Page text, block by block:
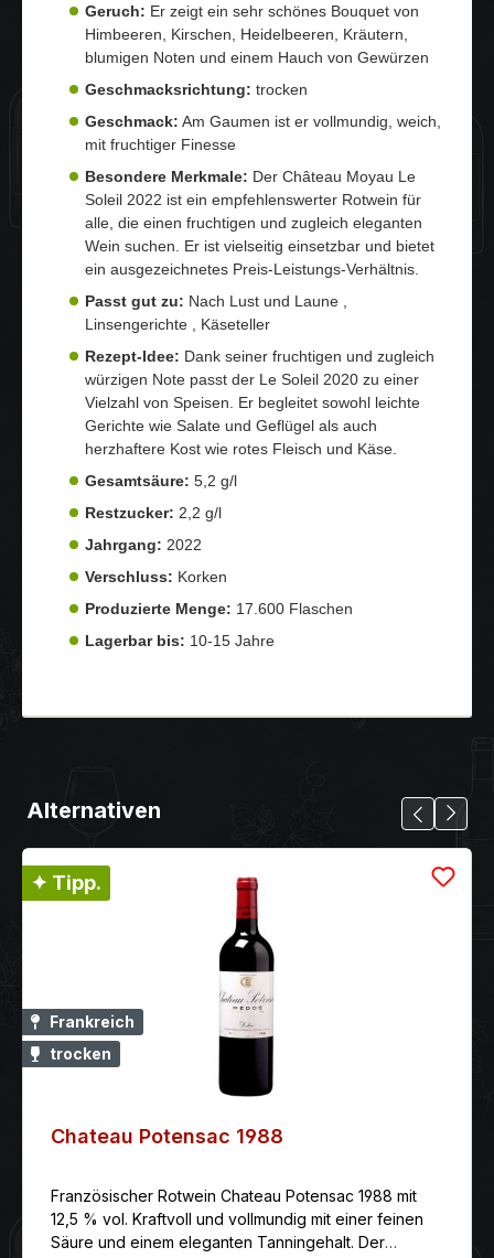
Geruch: Er zeigt ein sehr schönes Bouquet von
Himbeeren, Kirschen, Heidelbeeren, Kräutern,
blumigen Noten und einem Hauch von Gewürzen
Geschmacksrichtung: trocken
Geschmack: Am Gaumen ist er vollmundig, weich,
mit fruchtiger Finesse
Besondere Merkmale: Der Château Moyau Le
Soleil 2022 ist ein empfehlenswerter Rotwein für
alle, die einen fruchtigen und zugleich eleganten
Wein suchen. Er ist vielseitig einsetzbar und bietet
ein ausgezeichnetes Preis-Leistungs-Verhältnis.
Passt gut zu: Nach Lust und Laune ,
Linsengerichte , Käseteller
Rezept-Idee: Dank seiner fruchtigen und zugleich
würzigen Note passt der Le Soleil 2020 zu einer
Vielzahl von Speisen. Er begleitet sowohl leichte
Gerichte wie Salate und Geflügel als auch
herzhaftere Kost wie rotes Fleisch und Käse.
Gesamtsäure: 5,2 g/l
Restzucker: 2,2 g/l
Jahrgang: 2022
Verschluss: Korken
Produzierte Menge: 17.600 Flaschen
Lagerbar bis: 10-15 Jahre
Alternativen
✦ Tipp.
Frankreich
trocken
Chateau Potensac 1988
Französischer Rotwein Chateau Potensac 1988 mit
12,5 % vol. Kraftvoll und vollmundig mit einer feinen
Säure und einem eleganten Tanningehalt. Der